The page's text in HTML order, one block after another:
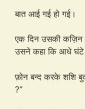
बात आई गई हो गई।
एक दिन उसकी कज़िन
उसने कहा कि आधे
फ़ोन बन्द करके शशि
?”